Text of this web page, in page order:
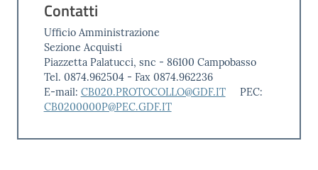
Contatti
Ufficio Amministrazione
Sezione Acquisti
Piazzetta Palatucci, snc - 86100 Campobasso
Tel. 0874.962504 - Fax 0874.962236
E-mail: CB020.PROTOCOLLO@GDF.IT
PEC:
CB0200000P@PEC.GDF.IT